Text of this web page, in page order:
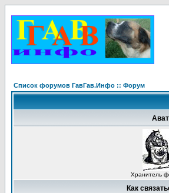
Список форумов ГавГав.Инфо :: Форум
Хранитель
Как